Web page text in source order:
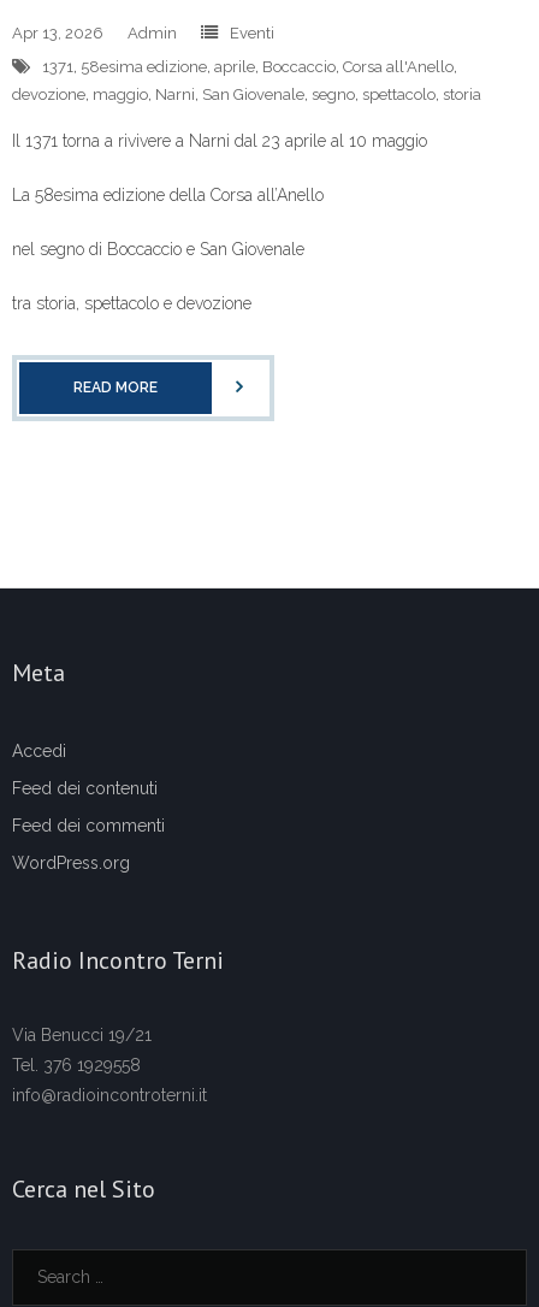
Apr 13, 2026 Admin
Eventi
1371 58esima edizione aprile Boccaccio Corsa all'Anello
devozione maggio Narni San Giovenale segno spettacolo storia
Il 1371 torna a rivivere a Narni dal 23 aprile al 10 maggio
La 58esima edizione della Corsa all’Anello
nel segno di Boccaccio e San Giovenale
tra storia, spettacolo e devozione
READ MORE
Meta
Accedi
Feed dei contenuti
Feed dei commenti
WordPress.org
Radio Incontro Terni
Via Benucci 19/21
Tel. 376 1929558
info@radioincontroterni.it
Cerca nel Sito